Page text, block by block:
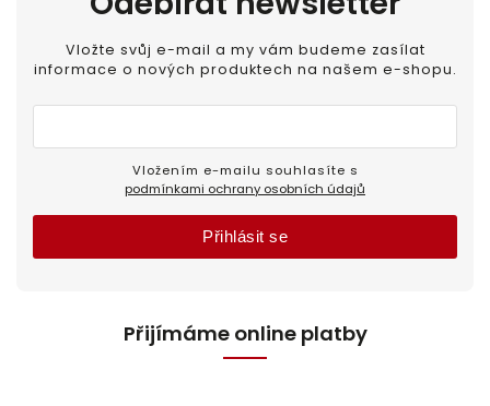
Vložte svůj e-mail a my vám budeme zasílat
informace o nových produktech na našem e-shopu.
podmínkami ochrany osobních údajů
Přihlásit se
Přijímáme online platby